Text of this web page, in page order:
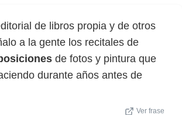
de libros propia y de otros
a la gente los recitales de
de fotos y pintura que
durante años antes de
Ver frase